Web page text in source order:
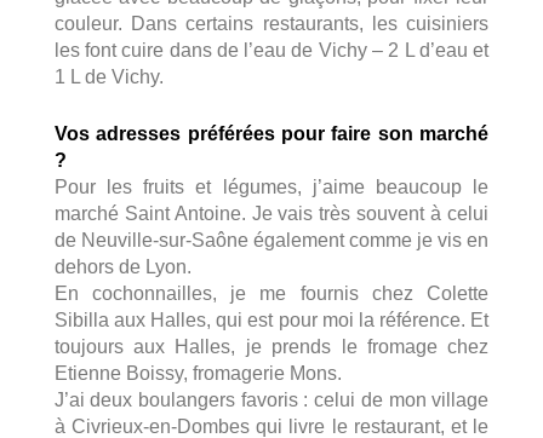
couleur. Dans certains restaurants, les cuisiniers
les font cuire dans de l’eau de Vichy – 2 L d’eau et
1 L de Vichy.
Vos adresses préférées pour faire son marché
?
Pour les fruits et légumes, j’aime beaucoup le
marché Saint Antoine. Je vais très souvent à celui
de Neuville-sur-Saône également comme je vis en
dehors de Lyon.
En cochonnailles, je me fournis chez Colette
Sibilla aux Halles, qui est pour moi la référence. Et
toujours aux Halles, je prends le fromage chez
Etienne Boissy, fromagerie Mons.
J’ai deux boulangers favoris : celui de mon village
à Civrieux-en-Dombes qui livre le restaurant, et le